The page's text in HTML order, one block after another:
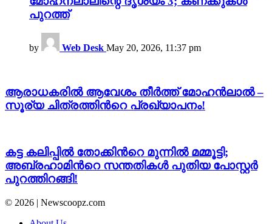
പുറത്ത്
by Web Desk May 20, 2026, 11:37 pm
ആരാധകരില്‍ ആവേശം തീര്‍ത്ത് മോഹൻലാൽ –
സൂര്യ ചിത്രത്തിന്‍റെ പ്രഖ്യാപനം!
കട്ട കലിപ്പിൽ തോക്കിന്‍റെ മുന്നിൽ മമ്മൂട്ടി;
അബ്രഹാമിന്‍റെ സന്തതികൾ പുതിയ പോസ്റ്റർ
പുറത്തിറങ്ങി!
© 2026 | Newscoopz.com